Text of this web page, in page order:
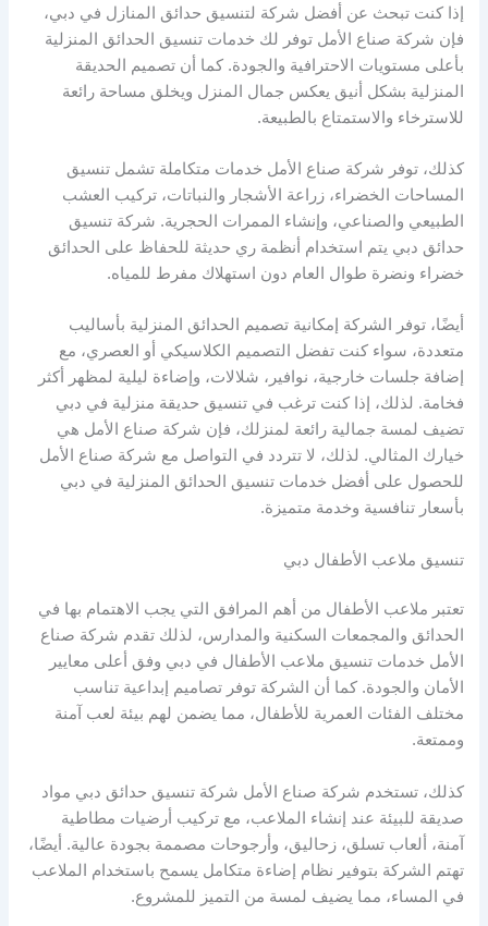
إذا كنت تبحث عن أفضل شركة لتنسيق حدائق المنازل في دبي،
فإن شركة صناع الأمل توفر لك خدمات تنسيق الحدائق المنزلية
بأعلى مستويات الاحترافية والجودة. كما أن تصميم الحديقة
المنزلية بشكل أنيق يعكس جمال المنزل ويخلق مساحة رائعة
للاسترخاء والاستمتاع بالطبيعة.
كذلك، توفر شركة صناع الأمل خدمات متكاملة تشمل تنسيق
المساحات الخضراء، زراعة الأشجار والنباتات، تركيب العشب
الطبيعي والصناعي، وإنشاء الممرات الحجرية. شركة تنسيق
حدائق دبي يتم استخدام أنظمة ري حديثة للحفاظ على الحدائق
خضراء ونضرة طوال العام دون استهلاك مفرط للمياه.
أيضًا، توفر الشركة إمكانية تصميم الحدائق المنزلية بأساليب
متعددة، سواء كنت تفضل التصميم الكلاسيكي أو العصري، مع
إضافة جلسات خارجية، نوافير، شلالات، وإضاءة ليلية لمظهر أكثر
فخامة. لذلك، إذا كنت ترغب في تنسيق حديقة منزلية في دبي
تضيف لمسة جمالية رائعة لمنزلك، فإن شركة صناع الأمل هي
خيارك المثالي. لذلك، لا تتردد في التواصل مع شركة صناع الأمل
للحصول على أفضل خدمات تنسيق الحدائق المنزلية في دبي
بأسعار تنافسية وخدمة متميزة.
تنسيق ملاعب الأطفال دبي
تعتبر ملاعب الأطفال من أهم المرافق التي يجب الاهتمام بها في
الحدائق والمجمعات السكنية والمدارس، لذلك تقدم شركة صناع
الأمل خدمات تنسيق ملاعب الأطفال في دبي وفق أعلى معايير
الأمان والجودة. كما أن الشركة توفر تصاميم إبداعية تناسب
مختلف الفئات العمرية للأطفال، مما يضمن لهم بيئة لعب آمنة
وممتعة.
كذلك، تستخدم شركة صناع الأمل شركة تنسيق حدائق دبي مواد
صديقة للبيئة عند إنشاء الملاعب، مع تركيب أرضيات مطاطية
آمنة، ألعاب تسلق، زحاليق، وأرجوحات مصممة بجودة عالية. أيضًا،
تهتم الشركة بتوفير نظام إضاءة متكامل يسمح باستخدام الملاعب
في المساء، مما يضيف لمسة من التميز للمشروع.